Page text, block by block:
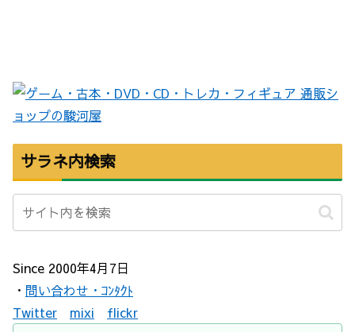
サラネ内検索
Since 2000年4月7日
・ 問い合わせ・ｺﾝﾀｸﾄ
Twitter
mixi flickr